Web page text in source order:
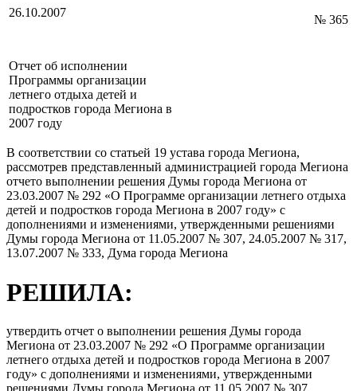
26.10.2007
№ 365
Отчет об исполнении
Программы организации
летнего отдыха детей и
подростков города Мегиона в
2007 году
В соответствии со статьей 19 устава города Мегиона,
рассмотрев представленный администрацией города Мегиона
отчето выполнении решения Думы города Мегиона от
23.03.2007 № 292 «О Программе организации летнего отдыха
детей и подростков города Мегиона в 2007 году» с
дополнениями и изменениями, утвержденными решениями
Думы города Мегиона от 11.05.2007 № 307, 24.05.2007 № 317,
13.07.2007 № 333, Дума города Мегиона
РЕШИЛА:
утвердить отчет о выполнении решения Думы города
Мегиона от 23.03.2007 № 292 «О Программе организации
летнего отдыха детей и подростков города Мегиона в 2007
году» с дополнениями и изменениями, утвержденными